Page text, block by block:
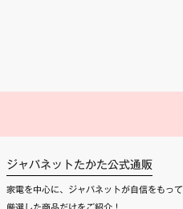
ジャパネットたかた公式通販
家電を中心に、ジャパネットが自信をもって